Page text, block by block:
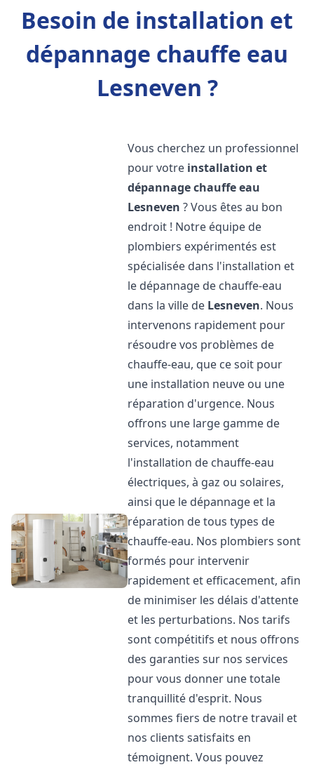
Besoin de installation et
dépannage chauffe eau
Lesneven ?
Vous cherchez un professionnel
pour votre installation et
dépannage chauffe eau
Lesneven ? Vous êtes au bon
endroit ! Notre équipe de
plombiers expérimentés est
spécialisée dans l'installation et
le dépannage de chauffe-eau
dans la ville de Lesneven. Nous
intervenons rapidement pour
résoudre vos problèmes de
chauffe-eau, que ce soit pour
une installation neuve ou une
réparation d'urgence. Nous
offrons une large gamme de
services, notamment
l'installation de chauffe-eau
électriques, à gaz ou solaires,
ainsi que le dépannage et la
réparation de tous types de
chauffe-eau. Nos plombiers sont
formés pour intervenir
rapidement et efficacement, afin
de minimiser les délais d'attente
et les perturbations. Nos tarifs
sont compétitifs et nous offrons
des garanties sur nos services
pour vous donner une totale
tranquillité d'esprit. Nous
sommes fiers de notre travail et
nos clients satisfaits en
témoignent. Vous pouvez